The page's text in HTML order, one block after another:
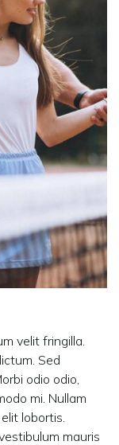
velit fringilla.
Sed
odio odio,
mi. Nullam
lobortis.
mauris